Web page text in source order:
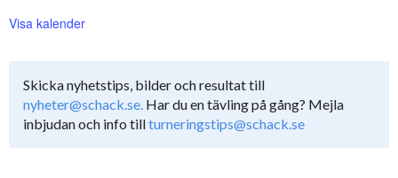
Visa kalender
Skicka nyhetstips, bilder och resultat till
nyheter@schack.se. Har du en tävling på gång? Mejla
inbjudan och info tillturneringstips@schack.se